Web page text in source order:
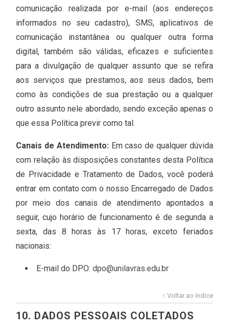
comunicação realizada por e-mail (aos endereços
informados no seu cadastro), SMS, aplicativos de
comunicação instantânea ou qualquer outra forma
digital, também são válidas, eficazes e suficientes
para a divulgação de qualquer assunto que se refira
aos serviços que prestamos, aos seus dados, bem
como às condições de sua prestação ou a qualquer
outro assunto nele abordado, sendo exceção apenas o
que essa Política previr como tal.
Canais de Atendimento: Em caso de qualquer dúvida
com relação às disposições constantes desta Política
de Privacidade e Tratamento de Dados, você poderá
entrar em contato com o nosso Encarregado de Dados
por meio dos canais de atendimento apontados a
seguir, cujo horário de funcionamento é de segunda a
sexta, das 8 horas às 17 horas, exceto feriados
nacionais:
E-mail do DPO: dpo@unilavras.edu.br
↑ Voltar ao índice
10. DADOS PESSOAIS COLETADOS